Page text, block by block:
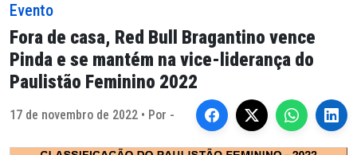
Evento
Fora de casa, Red Bull Bragantino vence
Pinda e se mantém na vice-liderança do
Paulistão Feminino 2022
17 de novembro de 2022 • Por -